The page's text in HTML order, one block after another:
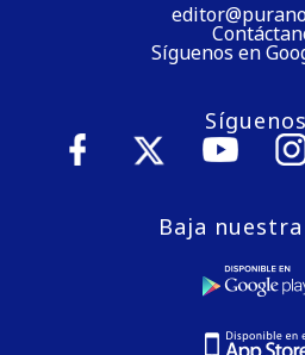
Síguenos en
Síguenos
Baja